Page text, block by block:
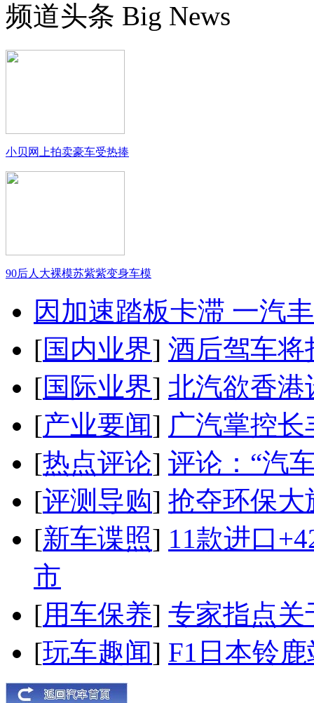
频道头条 Big News
小贝网上拍卖豪车受热捧
90后人大裸模苏紫紫变身车模
因加速踏板卡滞 一汽
[国内业界] 酒后驾车将
[国际业界] 北汽欲香港
[产业要闻] 广汽掌控
[热点评论] 评论：“汽
[评测导购] 抢夺环保大
[新车谍照] 11款进口
市
[用车保养] 专家指点关
[玩车趣闻] F1日本铃